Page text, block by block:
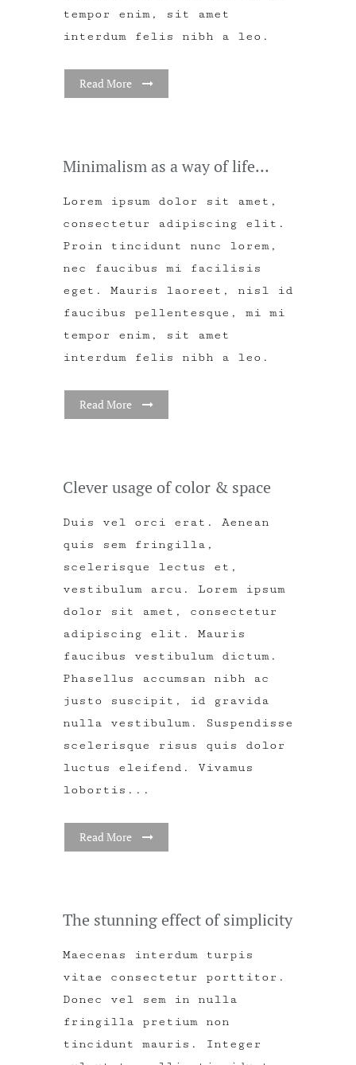
tempor enim, sit amet
interdum felis nibh a leo.
Read More
Minimalism as a way of life…
Lorem ipsum dolor sit amet,
consectetur adipiscing elit.
Proin tincidunt nunc lorem,
nec faucibus mi facilisis
eget. Mauris laoreet, nisl id
faucibus pellentesque, mi mi
tempor enim, sit amet
interdum felis nibh a leo.
Read More
Clever usage of color & space
Duis vel orci erat. Aenean
quis sem fringilla,
scelerisque lectus et,
vestibulum arcu. Lorem ipsum
dolor sit amet, consectetur
adipiscing elit. Mauris
faucibus vestibulum dictum.
Phasellus accumsan nibh ac
justo suscipit, id gravida
nulla vestibulum. Suspendisse
scelerisque risus quis dolor
luctus eleifend. Vivamus
lobortis...
Read More
The stunning effect of simplicity
Maecenas interdum turpis
vitae consectetur porttitor.
Donec vel sem in nulla
fringilla pretium non
tincidunt mauris. Integer